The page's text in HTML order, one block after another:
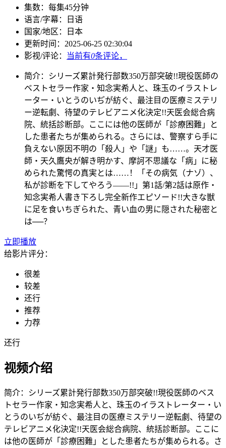
集数： 每集45分钟
语言/字幕：
日语
国家/地区：
日本
更新时间： 2025-06-25 02:30:04
影视/评论：
当前有0条评论，
简介： シリーズ累計発行部数350万部突破!!現役医師の
ベストセラー作家・知念実希人と、珠玉のイラストレ
ーター・いとうのいぢが紡ぐ、最注目の医療ミステリ
ー逆転劇、待望のテレビアニメ化決定!!天医会総合病
院、統括診断部。ここには他の医師が「診療困難」と
した患者たちが集められる。さらには、警察すら手に
負えない原因不明の「殺人」や「謎」も……。天才医
師・天久鷹央が解き明かす、摩訶不思議な「病」に秘
められた驚愕の真実とは……！「その病気（ナゾ）、
私が診断を下してやろう――!!」第1話/第2話は原作・
知念実希人書き下ろし完全新作エピソード!!大きな獣
に足を食いちぎられた、青い血の男に隠された秘密と
は──？
立即播放
给影片评分：
很差
较差
还行
推荐
力荐
还行
视频介绍
简介： シリーズ累計発行部数350万部突破!!現役医師のベス
トセラー作家・知念実希人と、珠玉のイラストレーター・い
とうのいぢが紡ぐ、最注目の医療ミステリー逆転劇、待望の
テレビアニメ化決定!!天医会総合病院、統括診断部。ここに
は他の医師が「診療困難」とした患者たちが集められる。さ